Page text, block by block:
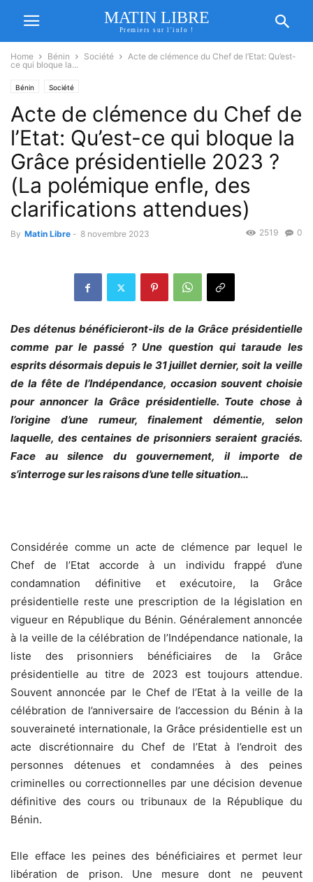
MATIN LIBRE
Premiers sur l'info !
Home Bénin Société
Acte de clémence du Chef de l’Etat: Qu’est-
ce qui bloque la...
Bénin Société
Acte de clémence du Chef de
l’Etat: Qu’est-ce qui bloque la
Grâce présidentielle 2023 ?
(La polémique enfle, des
clarifications attendues)
By Matin Libre - 8 novembre 2023 0
2519
Des détenus bénéficieront-ils de la Grâce présidentielle
comme par le passé ? Une question qui taraude les
esprits désormais depuis le 31 juillet dernier, soit la veille
de la fête de l’Indépendance, occasion souvent choisie
pour annoncer la Grâce présidentielle. Toute chose à
l’origine d’une rumeur, finalement démentie, selon
laquelle, des centaines de prisonniers seraient graciés.
Face au silence du gouvernement, il importe de
s’interroge sur les raisons d’une telle situation…
Considérée comme un acte de clémence par lequel le
Chef de l’Etat accorde à un individu frappé d’une
condamnation définitive et exécutoire, la Grâce
présidentielle reste une prescription de la législation en
vigueur en République du Bénin. Généralement annoncée
à la veille de la célébration de l’Indépendance nationale, la
liste des prisonniers bénéficiaires de la Grâce
présidentielle au titre de 2023 est toujours attendue.
Souvent annoncée par le Chef de l’Etat à la veille de la
célébration de l’anniversaire de l’accession du Bénin à la
souveraineté internationale, la Grâce présidentielle est un
acte discrétionnaire du Chef de l’Etat à l’endroit des
personnes détenues et condamnées à des peines
criminelles ou correctionnelles par une décision devenue
définitive des cours ou tribunaux de la République du
Bénin.
Elle efface les peines des bénéficiaires et permet leur
libération de prison. Une mesure dont ne peuvent